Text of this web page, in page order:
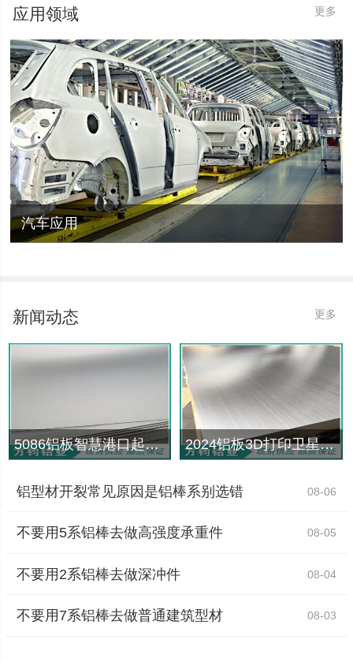
应用领域 更多
汽车应用
新闻动态 更多
5086铝板智慧港口起重机数字孪生应力映射 2024铝板3D打印卫星支架拓扑生成算法验证
铝型材开裂常见原因是铝棒系别选错 08-06
不要用5系铝棒去做高强度承重件 08-05
不要用2系铝棒去做深冲件 08-04
不要用7系铝棒去做普通建筑型材 08-03